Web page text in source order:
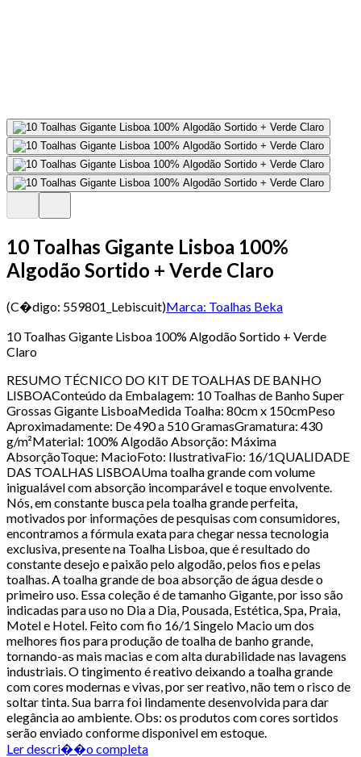
10 Toalhas Gigante Lisboa 100%
Algodão Sortido + Verde Claro
(C�digo: 559801_Lebiscuit)Marca: Toalhas Beka
10 Toalhas Gigante Lisboa 100% Algodão Sortido + Verde
Claro
RESUMO TÉCNICO DO KIT DE TOALHAS DE BANHO
LISBOAConteúdo da Embalagem: 10 Toalhas de Banho Super
Grossas Gigante LisboaMedida Toalha: 80cm x 150cmPeso
Aproximadamente: De 490 a 510 GramasGramatura: 430
g/m²Material: 100% Algodão Absorção: Máxima
AbsorçãoToque: MacioFoto: IlustrativaFio: 16/1QUALIDADE
DAS TOALHAS LISBOAUma toalha grande com volume
inigualável com absorção incomparável e toque envolvente.
Nós, em constante busca pela toalha grande perfeita,
motivados por informações de pesquisas com consumidores,
encontramos a fórmula exata para chegar nessa tecnologia
exclusiva, presente na Toalha Lisboa, que é resultado do
constante desejo e paixão pelo algodão, pelos fios e pelas
toalhas. A toalha grande de boa absorção de água desde o
primeiro uso. Essa coleção é de tamanho Gigante, por isso são
indicadas para uso no Dia a Dia, Pousada, Estética, Spa, Praia,
Motel e Hotel. Feito com fio 16/1 Singelo Macio um dos
melhores fios para produção de toalha de banho grande,
tornando-as mais macias e com alta durabilidade nas lavagens
industriais. O tingimento é reativo deixando a toalha grande
com cores modernas e vivas, por ser reativo, não tem o risco de
soltar tinta. Sua barra foi lindamente desenvolvida para dar
elegância ao ambiente. Obs: os produtos com cores sortidos
serão enviado conforme disponivel em estoque.
Ler descri��o completa